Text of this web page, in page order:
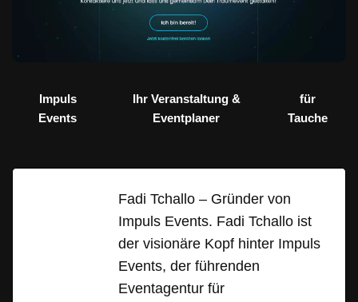
Impuls
Events
Ihr Veranstaltung &
Eventplaner
für
Tauche
Fadi Tchallo – Gründer von
Impuls Events. Fadi Tchallo ist
der visionäre Kopf hinter Impuls
Events, der führenden
Eventagentur für